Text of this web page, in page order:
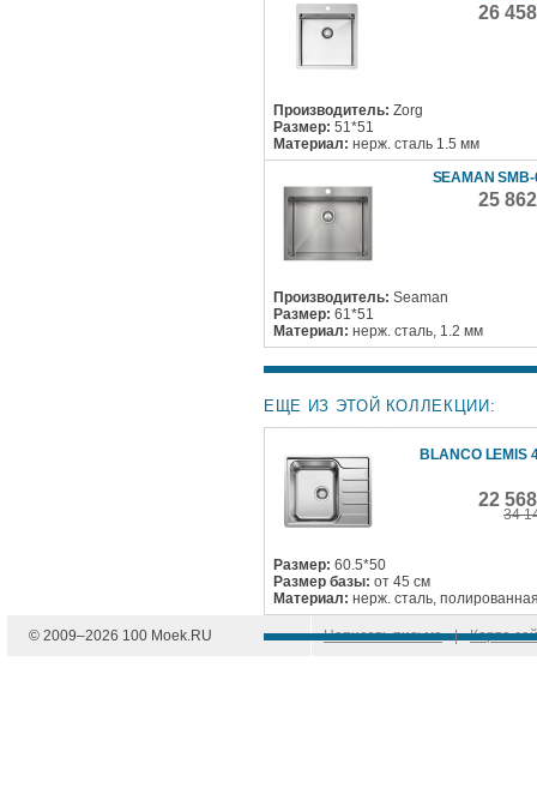
26
Производитель: Zorg
Размер: 51*51
Материал: нерж. сталь 1.5 мм
SEAMAN
25
Производитель: Seaman
Размер: 61*51
Материал: нерж. сталь, 1.2 мм
ЕЩЕ ИЗ ЭТОЙ КОЛЛЕКЦИИ:
BLANCO LEMIS
22
34
Размер: 60.5*50
Размер базы: от 45 см
Материал: нерж. сталь,
© 2009–2026 100 Moek.RU Написать письмо | Карта